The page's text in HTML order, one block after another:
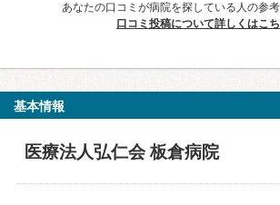
あなたの口コミが病院を探している人の参考
口コミ投稿について詳しくはこ
基本情報
医療法人弘仁会 板倉病院